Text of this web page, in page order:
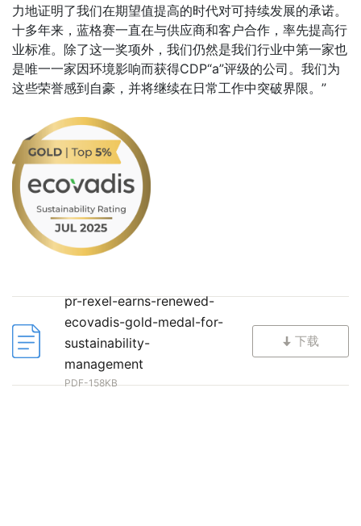
力地证明了我们在期望值提高的时代对可持续发展的承诺。
十多年来，蓝格赛一直在与供应商和客户合作，率先提高行
业标准。除了这一奖项外，我们仍然是我们行业中第一家也
是唯一一家因环境影响而获得CDP“a”评级的公司。我们为
这些荣誉感到自豪，并将继续在日常工作中突破界限。”
pr-rexel-earns-renewed-
ecovadis-gold-medal-for-
sustainability-
management
PDF-158KB
下载